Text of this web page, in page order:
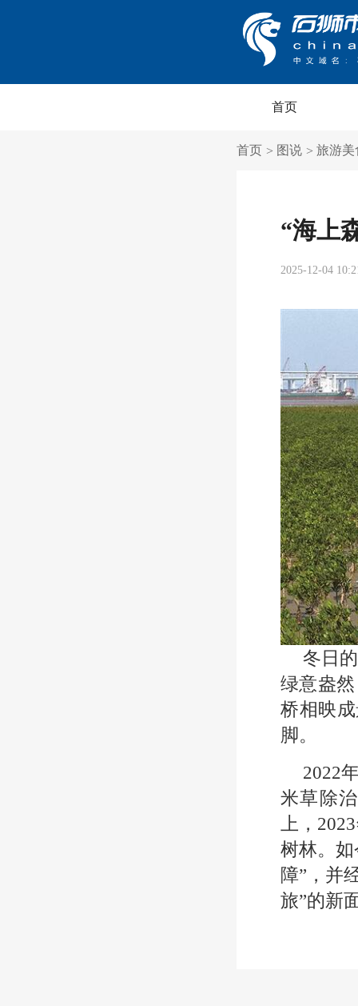
首页
首页 > 图说 > 旅游美
“海上
2025-12-04
冬日
绿意盎
桥相映
脚。
2022
米草除
上，
树林。
障”，并
旅”的新